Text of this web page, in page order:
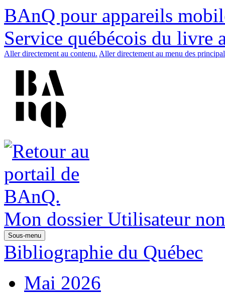
BAnQ pour appareils
Service québécois du livre
Aller directement au contenu. Aller directement au menu des
Mon dossier Utilisateur
Sous-menu
Bibliographie du Québec
Mai 2026